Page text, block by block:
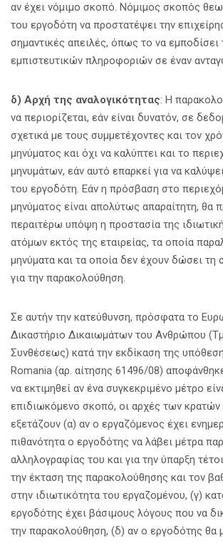
αν έχει νόμιμο σκοπό. Νόμιμος σκοπός
του εργοδότη να προστατέψει την
σημαντικές απειλές, όπως το να εμποδίσει
εμπιστευτικών πληροφοριών σε έναν
δ) Αρχή της αναλογικότητας: Η
να περιορίζεται, εάν είναι δυνατόν, σε
σχετικά με τους συμμετέχοντες και τον
μηνύματος και όχι να καλύπτει και το
μηνυμάτων, εάν αυτό επαρκεί για να
του εργοδότη. Εάν η πρόσβαση στο
μηνύματος είναι απολύτως απαραίτητη, θα
περαιτέρω υπόψη η προστασία της
ατόμων εκτός της εταιρείας, τα οποία
μηνύματα και τα οποία δεν έχουν δώσει τη
για την παρακολούθηση.
Σε αυτήν την κατεύθυνση, πρόσφατα το
Δικαστήριο Δικαιωμάτων του Ανθρώπου
Συνθέσεως) κατά την εκδίκαση της
Romania (αρ. αίτησης 61496/08)
να εκτιμηθεί αν ένα συγκεκριμένο μέτρο
επιδιωκόμενο σκοπό, οι αρχές των
εξετάζουν (α) αν ο εργαζόμενος έχει
πιθανότητα ο εργοδότης να λάβει μέτρα
αλληλογραφίας του και για την ύπαρξη
την έκταση της παρακολούθησης και τον
στην ιδιωτικότητα του εργαζομένου, (γ)
εργοδότης έχει βάσιμους λόγους που να
την παρακολούθηση, (δ) αν ο εργοδότης θα